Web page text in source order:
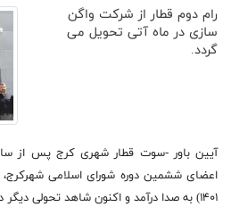
رام دوم قطار از شرکت واگن
سازی در ماه آتی تحویل می
گردد.
آیین باور -سوت قطار شهری کرج پس از سال
اعضای ششمین دوره شورای اسلامی شهرکرج،
۱۴۰۱) به صدا درآمد و اکنون شاهد تحولی